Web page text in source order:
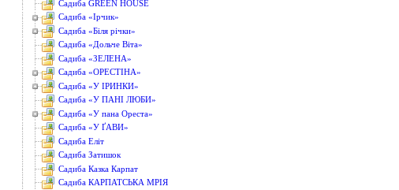
Садиба GREEN HOUSE
Садиба «Ірчик»
Садиба «Біля річки»
Садиба «Дольче Віта»
Садиба «ЗЕЛЕНА»
Садиба «ОРЕСТІНА»
Садиба «У ІРИНКИ»
Садиба «У ПАНІ ЛЮБИ»
Садиба «У пана Ореста»
Садиба «У ҐАВИ»
Садиба Еліт
Садиба Затишок
Садиба Казка Карпат
Садиба КАРПАТСЬКА МРІЯ